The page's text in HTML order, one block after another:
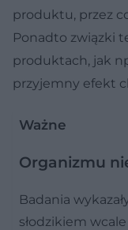
produktu, przez
Ponadto związki
produktach, jak
przyjemny efekt
Ważne
Organizmu
Badania
słodzikiem